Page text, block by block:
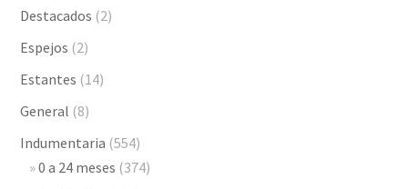
Destacados (2)
Espejos (2)
Estantes (14)
General (8)
Indumentaria (554)
0 a 24 meses (374)